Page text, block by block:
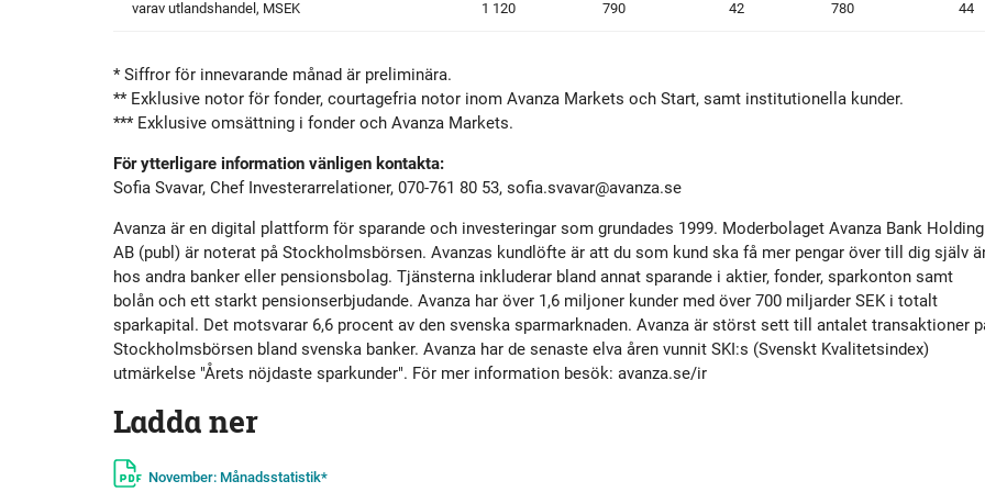
varav utlandshandel, MSEK 1 120 790 42 780 44
* Siffror för innevarande månad är preliminära.
** Exklusive notor för fonder, courtagefria notor inom Avanza Markets och Start, samt institutionella kunder.
*** Exklusive omsättning i fonder och Avanza Markets.
För ytterligare information vänligen kontakta:
Sofia Svavar, Chef Investerarrelationer, 070-761 80 53, sofia.svavar@avanza.se
Avanza är en digital plattform för sparande och investeringar som grundades 1999. Moderbolaget Avanza Bank Holding
AB (publ) är noterat på Stockholmsbörsen. Avanzas kundlöfte är att du som kund ska få mer pengar över till dig själv
hos andra banker eller pensionsbolag. Tjänsterna inkluderar bland annat sparande i aktier, fonder, sparkonton samt
bolån och ett starkt pensionserbjudande. Avanza har över 1,6 miljoner kunder med över 700 miljarder SEK i totalt
sparkapital. Det motsvarar 6,6 procent av den svenska sparmarknaden. Avanza är störst sett till antalet transaktioner
Stockholmsbörsen bland svenska banker. Avanza har de senaste elva åren vunnit SKI:s (Svenskt Kvalitetsindex)
utmärkelse "Årets nöjdaste sparkunder". För mer information besök: avanza.se/ir
Ladda ner
November: Månadsstatistik*